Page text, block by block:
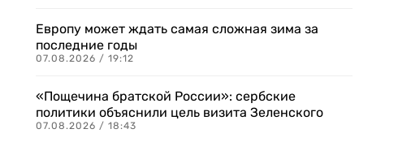
Европу может ждать самая сложная зима за
последние годы
07.08.2026 / 19:12
«Пощечина братской России»: сербские
политики объяснили цель визита Зеленского
07.08.2026 / 18:43